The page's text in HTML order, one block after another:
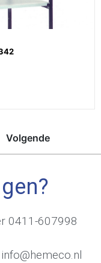
Volgende
0411-607998
info@hemeco.nl